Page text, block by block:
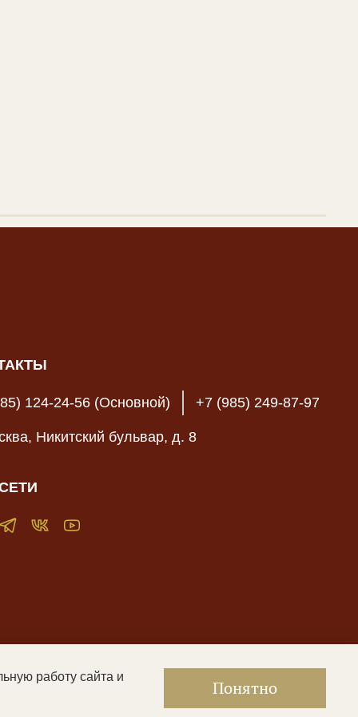
124-24-56 (Основной) +7 (985) 249-87-97
Никитский бульвар, д. 8
контент, не предназначенный для лиц младше 16 лет
работу сайта и
Понятно